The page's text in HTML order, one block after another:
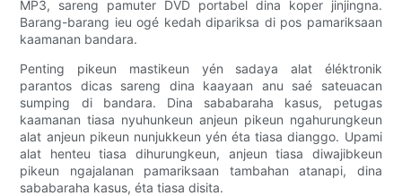
MP3, sareng pamuter DVD portabel dina koper jinjingna.
Barang-barang ieu ogé kedah dipariksa di pos pamariksaan
kaamanan bandara.
Penting pikeun mastikeun yén sadaya alat éléktronik
parantos dicas sareng dina kaayaan anu saé sateuacan
sumping di bandara. Dina sababaraha kasus, petugas
kaamanan tiasa nyuhunkeun anjeun pikeun ngahurungkeun
alat anjeun pikeun nunjukkeun yén éta tiasa dianggo. Upami
alat henteu tiasa dihurungkeun, anjeun tiasa diwajibkeun
pikeun ngajalanan pamariksaan tambahan atanapi, dina
sababaraha kasus, éta tiasa disita.